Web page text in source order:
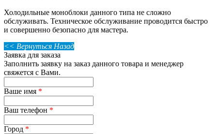
Холодильные моноблоки данного типа не сложно
обслуживать. Техническое обслуживание проводится быстро
и совершенно безопасно для мастера.
<< Вернуться Назад
Заявка для заказа
Заполнить заявку на заказ данного товара и менеджер
свяжется с Вами.
Ваше имя *
Ваш телефон *
Город *